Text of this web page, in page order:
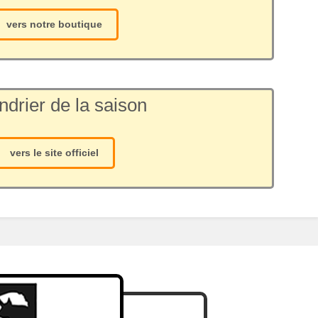
vers notre boutique
de la saison
vers le site officiel